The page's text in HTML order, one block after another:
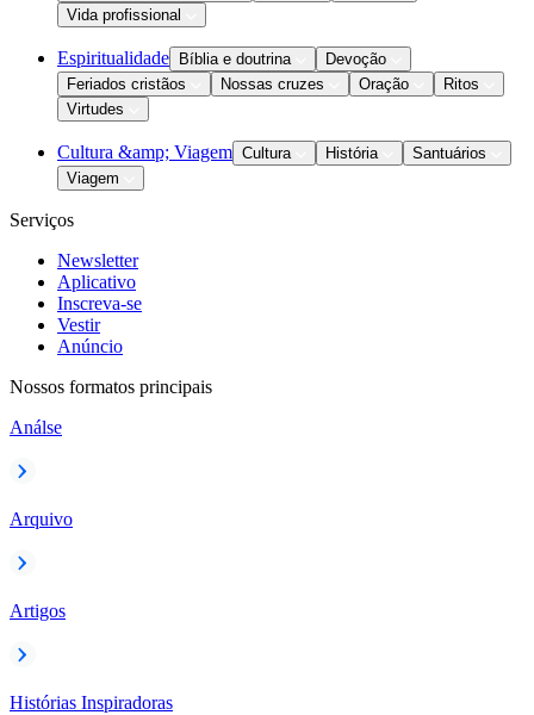
Vida profissional
Espiritualidade Bíblia e doutrina
Devoção
Feriados cristãos
Nossas cruzes Oração
Ritos
Virtudes
Cultura &amp; Viagem Cultura História
Santuários
Viagem
Serviços
Newsletter
Aplicativo
Inscreva-se
Vestir
Anúncio
Nossos formatos principais
Análse
Arquivo
Artigos
Histórias Inspiradoras